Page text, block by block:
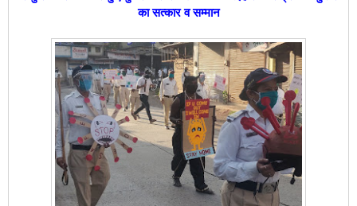
का सत्कार व सम्मान